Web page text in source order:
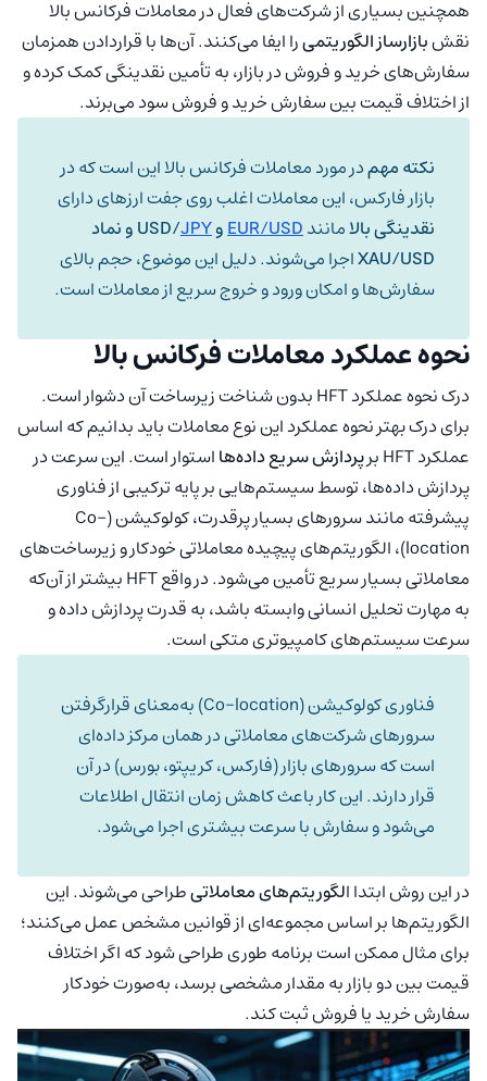
همچنین بسیاری از شرکت‌های فعال در معاملات فرکانس بالا
نقشبازارساز الگوریتمیرا ایفا می‌کنند. آن‌ها با قراردادن همزمان
سفارش‌های خرید و فروش در بازار، به تأمین نقدینگی کمک کرده و
از اختلاف قیمت بین سفارش خرید و فروش سود می‌برند.
نکته مهمدر مورد معاملات فرکانس بالا این است که در
بازار فارکس، این معاملات اغلب روی جفت ارزهای دارای
نقدینگی بالامانندEUR/USDو USD/JPY
و نماد
XAU/USDاجرا می‌شوند. دلیل این موضوع، حجم بالای
سفارش‌ها و امکان ورود و خروج سریع از معاملات است.
نحوه عملکرد معاملات فرکانس بالا
درک نحوه عملکرد HFT بدون شناخت زیرساخت آن دشوار است.
برای درک بهتر نحوه عملکرد این نوع معاملات باید بدانیم که اساس
عملکرد HFT بر
پردازش سریع داده‌هااستوار است. این سرعت در
پردازش داده‌ها، توسط سیستم‌هایی بر پایه ترکیبی از فناوری
پیشرفته مانند سرورهای بسیار پرقدرت، کولوکیشن (Co-
location)، الگوریتم‌های پیچیده معاملاتی خودکار و زیرساخت‌های
معاملاتی بسیار سریع تأمین می‌شود. در واقع HFT بیشتر از آن‌که
به مهارت تحلیل انسانی وابسته باشد، به قدرت پردازش داده و
سرعت سیستم‌های کامپیوتری متکی است.
فناوری کولوکیشن (Co-location) به‌معنای قرارگرفتن
سرورهای شرکت‌های معاملاتی در همان مرکز داده‌ای
است که سرورهای بازار (فارکس، کریپتو، بورس) در آن
قرار دارند. این کار باعث کاهش زمان انتقال اطلاعات
می‌شود و سفارش با سرعت بیشتری اجرا می‌شود.
در این روش ابتدا الگوریتم‌های معاملاتیطراحی می‌شوند. این
الگوریتم‌ها بر اساس مجموعه‌ای از قوانین مشخص عمل می‌کنند؛
برای مثال ممکن است برنامه طوری طراحی شود که اگر اختلاف
قیمت بین دو بازار به مقدار مشخصی برسد، به‌صورت خودکار
سفارش خرید یا فروش ثبت کند.